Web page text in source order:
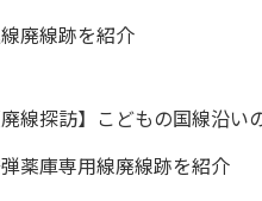
廃線跡を紹介
廃線探訪】こどもの国線沿い
薬庫専用線廃線跡を紹介